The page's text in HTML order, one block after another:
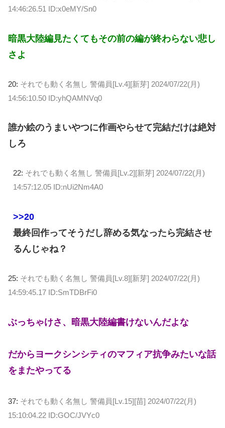
14:46:26.51 ID:x0eMY/Sn0
暗黒大陸編見たくてもその前の編が終わらない悲し
さよ
20: それでも動く名無し 警備員[Lv.4][新芽] 2024/07/22(月)
14:56:10.50 ID:yhQAMNVq0
誰か絵のうまいやつに作画やらせて完結だけは絶対
しろ
22: それでも動く名無し 警備員[Lv.2][新芽] 2024/07/22(月)
14:57:12.05 ID:nUi2Nm4A0
>>20
最終回作ってそうだし辞める気なったら完結させ
るんじゃね？
25: それでも動く名無し 警備員[Lv.8][新芽] 2024/07/22(月)
14:59:45.17 ID:SmTDBrFi0
ぶっちゃけさ、暗黒大陸編書けないんだよな
だからヨークシンシティのマフィア抗争みたいな話
をまたやってる
37: それでも動く名無し 警備員[Lv.15][苗] 2024/07/22(月)
15:10:04.22 ID:GOC/JVYc0